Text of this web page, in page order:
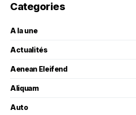
Categories
A la une
Actualités
Aenean Eleifend
Aliquam
Auto